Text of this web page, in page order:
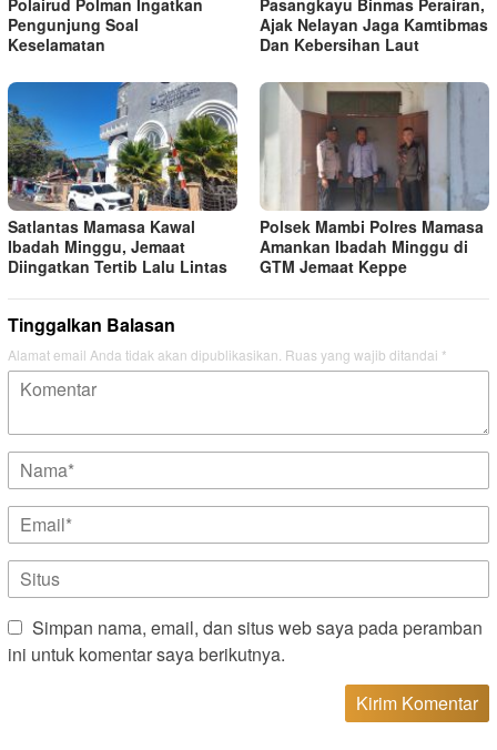
Polairud Polman Ingatkan
Pengunjung Soal
Keselamatan
Pasangkayu Binmas Perairan,
Ajak Nelayan Jaga Kamtibmas
Dan Kebersihan Laut
Satlantas Mamasa Kawal
Ibadah Minggu, Jemaat
Diingatkan Tertib Lalu Lintas
Polsek Mambi Polres Mamasa
Amankan Ibadah Minggu di
GTM Jemaat Keppe
Tinggalkan Balasan
Alamat email Anda tidak akan dipublikasikan. Ruas yang wajib ditandai *
Simpan nama, email, dan situs web saya pada peramban
ini untuk komentar saya berikutnya.